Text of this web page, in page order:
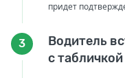
придет
3
Водитель
с